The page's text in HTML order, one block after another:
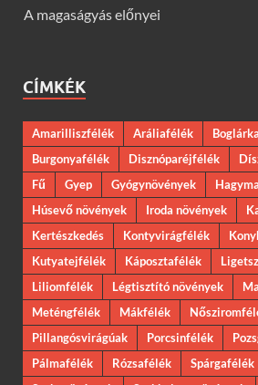
A magaságyás előnyei
CÍMKÉK
Amarilliszfélék Aráliafélék
Burgonyafélék
Disznóparéjfélék
Fű
Gyep Gyógynövények
Húsevő növények
Iroda növények
Kertészkedés
Kontyvirágfélék
Kutyatejfélék
Káposztafélék
Liliomfélék
Légtisztító növények
Meténgfélék
Mákfélék
Pillangósvirágúak
Porcsinfélék
Pálmafélék
Rózsafélék Spárgafélék